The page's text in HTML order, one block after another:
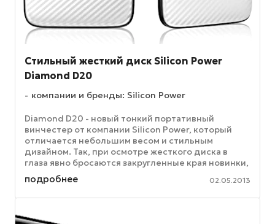
Стильный жесткий диск Silicon Power
Diamond D20
компании и бренды: Silicon Power
Diamond D20 - новый тонкий портативный
винчестер от компании Silicon Power, который
отличается небольшим весом и стильным
дизайном. Так, при осмотре жесткого диска в
глаза явно бросаются закругленные края новинки,
тогда как у большинства аналогов ...
подробнее 02.05.2013